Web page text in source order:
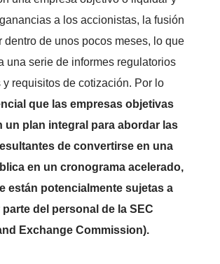
a los accionistas, la fusión
dentro de unos pocos meses, lo que
una serie de informes regulatorios
y requisitos de cotización. Por lo
que las empresas objetivas
un plan integral para abordar las
de convertirse en una
en un cronograma acelerado,
están potencialmente sujetas a
del personal de la SEC
Exchange Commission).